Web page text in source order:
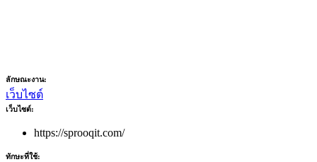
ลักษณะงาน:
เว็บไซต์
เว็บไซต์:
https://sprooqit.com/
ทักษะที่ใช้: